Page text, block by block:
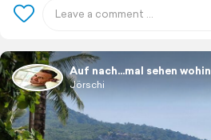
Auf nach...mal sehen wohin
Jörschi